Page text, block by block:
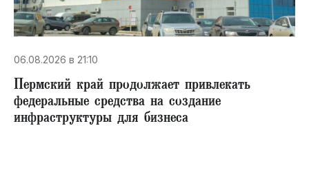
06.08.2026 в 21:10
Пермский край продолжает привлекать
федеральные средства на создание
инфраструктуры для бизнеса